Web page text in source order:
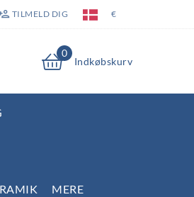
TILMELD DIG €
0
Indkøbskurv
MERE